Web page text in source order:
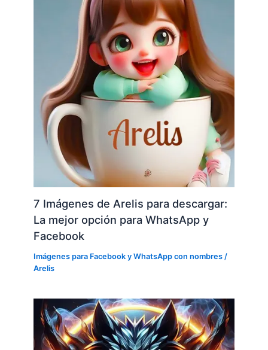
7 Imágenes de Arelis para descargar:
La mejor opción para WhatsApp y
Facebook
Imágenes para Facebook y WhatsApp con nombres /
Arelis